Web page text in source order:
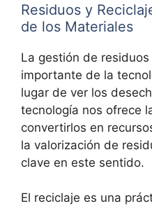
Residuos y
de los Materiales
La gestión de
importante de la
lugar de ver los
tecnología nos ofrece
convertirlos en
la valorización de
clave en este sentido.
El reciclaje es una